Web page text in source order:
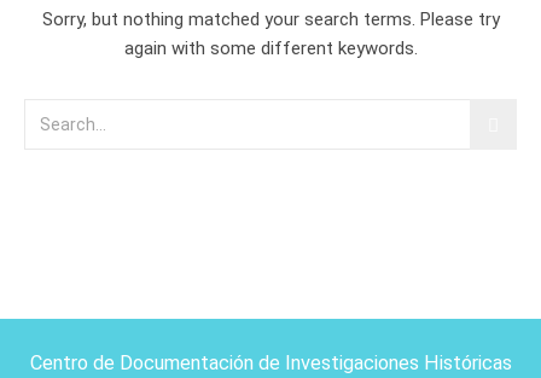
Sorry, but nothing matched your search terms. Please try
again with some different keywords.
Centro de Documentación de Investigaciones Históricas